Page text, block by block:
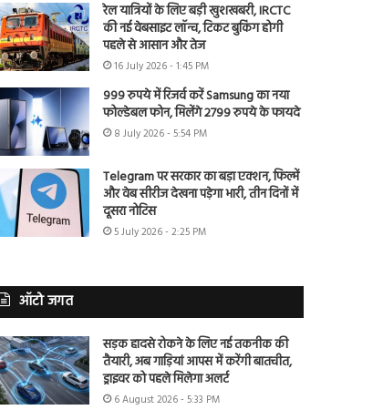
रेल यात्रियों के लिए बड़ी खुशखबरी, IRCTC
की नई वेबसाइट लॉन्च, टिकट बुकिंग होगी
पहले से आसान और तेज
16 July 2026 - 1:45 PM
999 रुपये में रिजर्व करें Samsung का नया
फोल्डेबल फोन, मिलेंगे 2799 रुपये के फायदे
8 July 2026 - 5:54 PM
Telegram पर सरकार का बड़ा एक्शन, फिल्में
और वेब सीरीज देखना पड़ेगा भारी, तीन दिनों में
दूसरा नोटिस
5 July 2026 - 2:25 PM
ऑटो जगत
सड़क हादसे रोकने के लिए नई तकनीक की
तैयारी, अब गाड़ियां आपस में करेंगी बातचीत,
ड्राइवर को पहले मिलेगा अलर्ट
6 August 2026 - 5:33 PM